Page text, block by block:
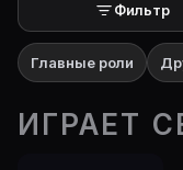
Фильтр
Главные роли
ИГРАЕТ